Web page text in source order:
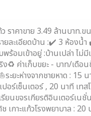
ราคาขาย 3.49 ล้านบาท.
ายละเอียดบ้าน :✔️ 3 ห้อ
ร้อมเข้าอยู่ :บ้านเปล่า ไม่
ง♻ ค่าเก็บขยะ - บาท/เดือ
ะยะห่างจากชายหาด : 15
อร์เซ็นเตอร์ , 20 นาที เท
รียนขจรเกียรติอินเตอร์เน
เกาะแก้วโรงพยาบาล :